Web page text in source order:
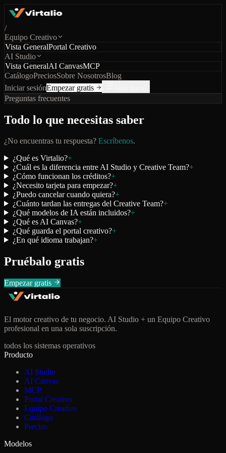
/
Equipo Creativo
Vista GeneralPortal Creativo
AI Studio
Vista GeneralAI CanvasMCP
CatálogoPreciosSobre NosotrosBlog
Iniciar sesiónEmpezar gratis
Preguntas frecuentes
Todo lo que necesitas saber
¿No encuentras tu respuesta? Escríbenos.
¿Qué es Virtalio?+
¿Cuál es la diferencia entre AI Studio y Creative Team?+
¿Cómo funcionan los créditos?+
¿Necesito tarjeta para empezar?+
¿Puedo cancelar cuando quiera?+
¿Cuánto tardan las entregas del Creative Team?+
¿Qué modelos de IA están incluidos?+
¿Qué es AI Canvas?+
¿Qué guarda el portal creativo?+
¿En qué idioma trabajan?+
Pruébalo gratis
Empezar gratis
El motor creativo de tu negocio. AI Studio + un Equipo Creativo
profesional en una sola suscripción.
todos los sistemas operativos
Producto
AI Studio
AI Canvas
MCP
Portal Creativo
Equipo Creativo
Catálogo
Precios
Modelos